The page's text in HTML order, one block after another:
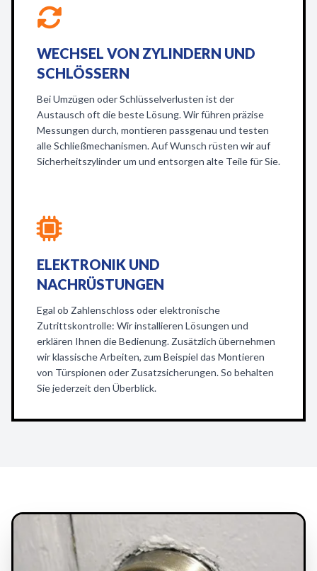
WECHSEL VON ZYLINDERN UND
SCHLÖSSERN
Bei Umzügen oder Schlüsselverlusten ist der
Austausch oft die beste Lösung. Wir führen präzise
Messungen durch, montieren passgenau und testen
alle Schließmechanismen. Auf Wunsch rüsten wir auf
Sicherheitszylinder um und entsorgen alte Teile für Sie.
ELEKTRONIK UND
NACHRÜSTUNGEN
Egal ob Zahlenschloss oder elektronische
Zutrittskontrolle: Wir installieren Lösungen und
erklären Ihnen die Bedienung. Zusätzlich übernehmen
wir klassische Arbeiten, zum Beispiel das Montieren
von Türspionen oder Zusatzsicherungen. So behalten
Sie jederzeit den Überblick.